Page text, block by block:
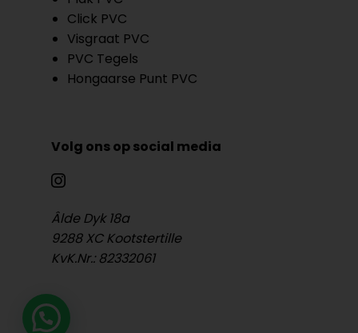
Click PVC
Visgraat PVC
PVC Tegels
Hongaarse Punt PVC
Volg ons op social media
Âlde Dyk 18a
9288 XC Kootstertille
KvK.Nr.: 82332061